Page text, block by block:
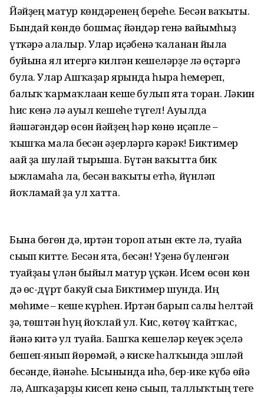
Йәйҙең матур көндәренең береһе. Бесән ваҡыты.
Бындай көндө бошмаҫ йәндәр генә вайымһыҙ
үткәрә алалыр. Улар иҫәбенә ҡаланан йылға
буйына ял итергә килгән кешеләрҙе лә өҫтәргә
була. Улар Ашҡаҙар ярында һыра һемереп,
балыҡ ҡармаҡлаған кеше булып ята торған. Ләкин
һис кенә лә ауыл кешеһе түгел! Ауылда
йәшәгәндәр өсөн йәйҙең һәр көнө иҫәпле –
ҡышҡа малға бесән әҙерләргә кәрәк! Биктимер
ағай ҙа шулай тырыша. Бүтән ваҡытта бик
ыжламаһа ла, бесән ваҡыты етһә, йүнләп
йоҡламай ҙа ул хатта.
Бына бөгөн дә, иртән тороп атын екте лә, туғайға
сығып китте. Бесән ята, бесән! Үҙенә бүленгән
туғайҙағы үлән быйыл матур үҫкән. Исем өсөн көн
дә өс-дүрт бакуй сыға Биктимер шунда. Иң
мөһиме – кеше күрһен. Иртән барып салғы һелтәй
ҙә, төштән һуң йоҡлай ул. Кис, көтөү ҡайтҡас,
йәнә китә ул туғайға. Башҡа кешеләр кеүек эҫелә
бешеп-янып йөрөмәй, ә киске һалҡында эшләй
бесәнде, йәнәһе. Ысынында иһә, бер-ике күбә өйә
лә, Ашҡаҙарҙы кисеп кенә сығып, таллыҡтың теге